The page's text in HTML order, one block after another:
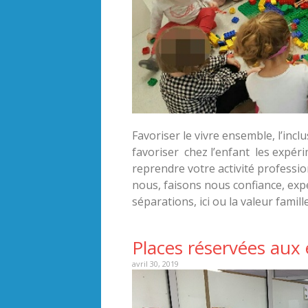
Favoriser le vivre ensemble,
favoriser chez l’enfant les
reprendre votre activité
nous, faisons nous confiance,
séparations, ici ou la valeur
Places réservées
avril 30, 2019